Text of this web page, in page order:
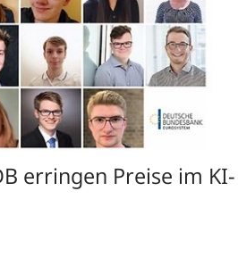
erringen Preise im KI-